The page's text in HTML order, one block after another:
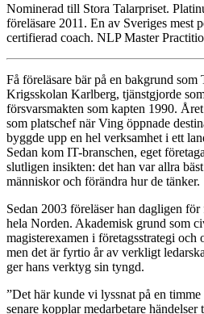
Nominerad till Stora Talarpriset.
föreläsare 2011. En av Sveriges mest
certifierad coach. NLP Master
Få föreläsare bär på en bakgrund
Krigsskolan Karlberg, tjänstgjorde
försvarsmakten som kapten 1990.
som platschef när Ving öppnade
byggde upp en hel verksamhet i ett
Sedan kom IT-branschen, eget
slutligen insikten: det han var allra
människor och förändra hur de tänker.
Sedan 2003 föreläser han dagligen
hela Norden. Akademisk grund som
magisterexamen i företagsstrategi
men det är fyrtio år av verkligt
ger hans verktyg sin tyngd.
”Det här kunde vi lyssnat på en
senare kopplar medarbetare händelser